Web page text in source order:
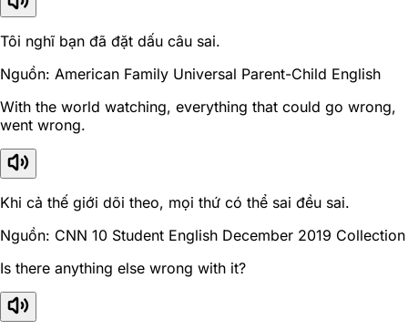
Tôi nghĩ bạn đã đặt dấu câu sai.
Nguồn: American Family Universal Parent-Child English
With the world watching, everything that could go wrong,
went wrong.
Khi cả thế giới dõi theo, mọi thứ có thể sai đều sai.
Nguồn: CNN 10 Student English December 2019 Collection
Is there anything else wrong with it?